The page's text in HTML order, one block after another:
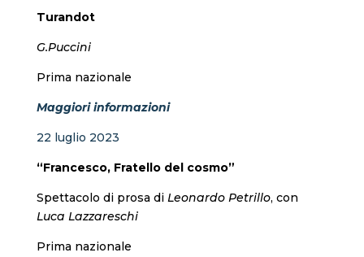
Turandot
G.Puccini
Prima nazionale
Maggiori informazioni
22 luglio 2023
“Francesco, Fratello del cosmo”
Spettacolo di prosa di Leonardo Petrillo, con
Luca Lazzareschi
Prima nazionale